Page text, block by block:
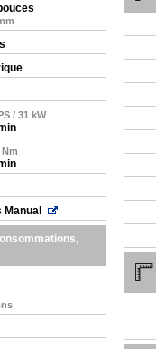
/ 31 kW
Nm
Manual